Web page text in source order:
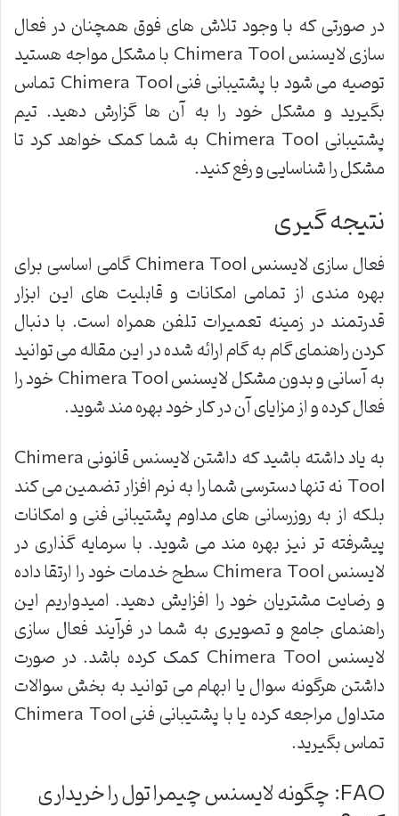
در صورتی که با وجود تلاش های فوق همچنان در فعال
سازی لایسنس Chimera Tool با مشکل مواجه هستید
توصیه می شود با پشتیبانی فنی Chimera Tool تماس
بگیرید و مشکل خود را به آن ها گزارش دهید. تیم
پشتیبانی Chimera Tool به شما کمک خواهد کرد تا
مشکل را شناسایی و رفع کنید.
نتیجه گیری
فعال سازی لایسنس Chimera Tool گامی اساسی برای
بهره مندی از تمامی امکانات و قابلیت های این ابزار
قدرتمند در زمینه تعمیرات تلفن همراه است. با دنبال
کردن راهنمای گام به گام ارائه شده در این مقاله می توانید
به آسانی و بدون مشکل لایسنس Chimera Tool خود را
فعال کرده و از مزایای آن در کار خود بهره مند شوید.
به یاد داشته باشید که داشتن لایسنس قانونی Chimera
Tool نه تنها دسترسی شما را به نرم افزار تضمین می کند
بلکه از به روزرسانی های مداوم پشتیبانی فنی و امکانات
پیشرفته تر نیز بهره مند می شوید. با سرمایه گذاری در
لایسنس Chimera Tool سطح خدمات خود را ارتقا داده
و رضایت مشتریان خود را افزایش دهید. امیدواریم این
راهنمای جامع و تصویری به شما در فرآیند فعال سازی
لایسنس Chimera Tool کمک کرده باشد. در صورت
داشتن هرگونه سوال یا ابهام می توانید به بخش سوالات
متداول مراجعه کرده یا با پشتیبانی فنی Chimera Tool
تماس بگیرید.
FAQ: چگونه لایسنس چیمرا تول را خریداری